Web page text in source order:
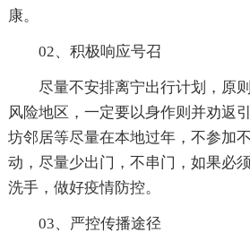
康。
02、积极响应号召
尽量不安排离宁出行计划，原
风险地区，一定要以身作则并劝返
坊邻居等尽量在本地过年，不参加
动，尽量少出门，不串门，如果必
洗手，做好疫情防控。
03、严控传播途径